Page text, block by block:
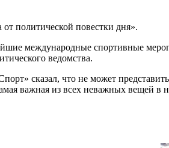
политической повестки дня».
международные спортивные
ведомства.
сказал, что не может
важная из всех неважных вещей